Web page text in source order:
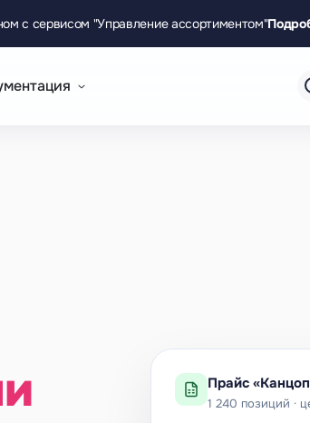
с сервисом "Управление ассортиментом"
Прайс
1 240 позиций ·